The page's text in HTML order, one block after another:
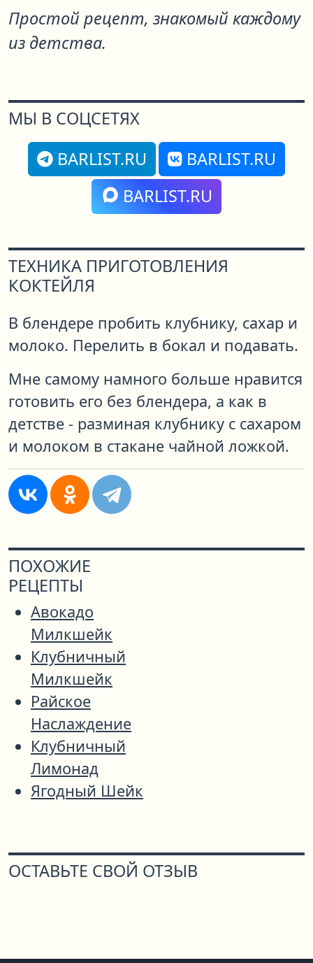
Простой рецепт, знакомый каждому
из детства.
МЫ В СОЦСЕТЯХ
BARLIST.RU
BARLIST.RU
BARLIST.RU
ТЕХНИКА ПРИГОТОВЛЕНИЯ
КОКТЕЙЛЯ
В блендере пробить клубнику, сахар и
молоко. Перелить в бокал и подавать.
Мне самому намного больше нравится
готовить его без блендера, а как в
детстве - разминая клубнику с сахаром
и молоком в стакане чайной ложкой.
ПОХОЖИЕ
РЕЦЕПТЫ
Авокадо
Милкшейк
Клубничный
Милкшейк
Райское
Наслаждение
Клубничный
Лимонад
Ягодный Шейк
ОСТАВЬТЕ СВОЙ ОТЗЫВ